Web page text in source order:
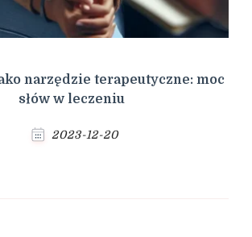
narzędzie terapeutyczne: moc
słów w leczeniu
2023-12-20